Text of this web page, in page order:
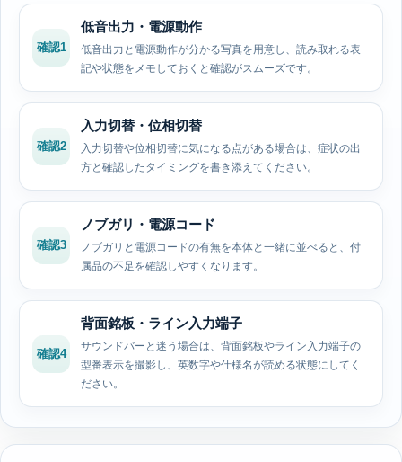
確認1
低音出力・電源動作
低音出力と電源動作が分かる写真を用意し、読み取れる表
記や状態をメモしておくと確認がスムーズです。
確認2
入力切替・位相切替
入力切替や位相切替に気になる点がある場合は、症状の出
方と確認したタイミングを書き添えてください。
確認3
ノブガリ・電源コード
ノブガリと電源コードの有無を本体と一緒に並べると、付
属品の不足を確認しやすくなります。
確認4
背面銘板・ライン入力端子
サウンドバーと迷う場合は、背面銘板やライン入力端子の
型番表示を撮影し、英数字や仕様名が読める状態にしてく
ださい。